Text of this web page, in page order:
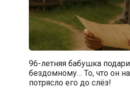
96-летняя бабушка
бездомному… То, что он
потрясло его до слёз!